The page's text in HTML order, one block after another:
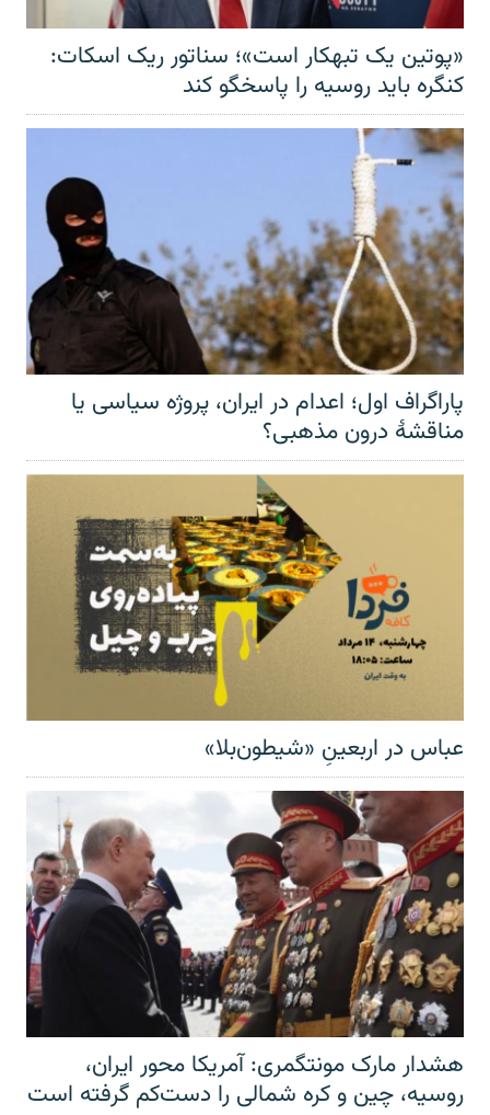
«پوتین یک تبهکار است»؛ سناتور ریک اسکات:
کنگره باید روسیه را پاسخگو کند
پاراگراف اول؛ اعدام در ایران، پروژه سیاسی یا
مناقشهٔ درون مذهبی؟
عباس در اربعینِ «شیطون‌بلا»
هشدار مارک مونتگمری: آمریکا محور ایران،
روسیه، چین و کره شمالی را دست‌کم گرفته است